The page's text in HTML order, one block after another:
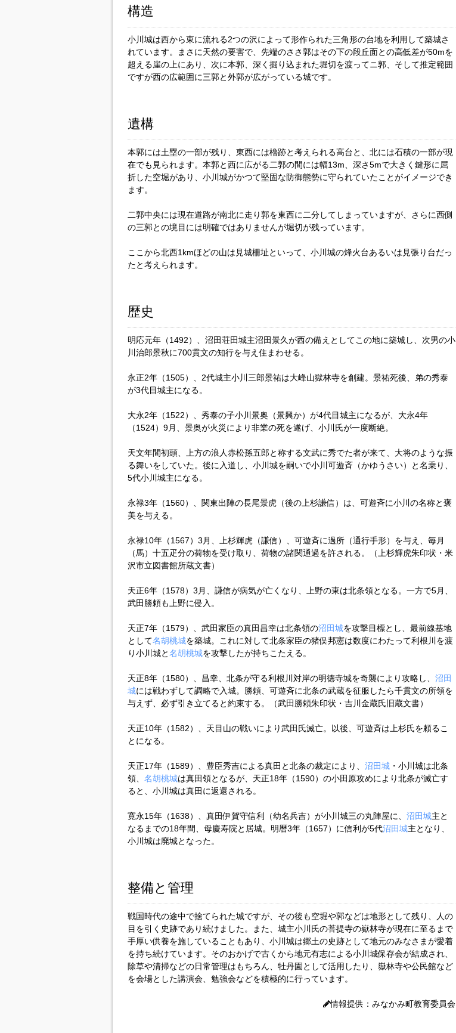
構造
小川城は西から東に流れる2つの沢によって形作られた三角形の台地を利用して築城さ
れています。まさに天然の要害で、先端のささ郭はその下の段丘面との高低差が50mを
超える崖の上にあり、次に本郭、深く掘り込まれた堀切を渡ってニ郭、そして推定範囲
ですが西の広範囲に三郭と外郭が広がっている城です。
遺構
本郭には土塁の一部が残り、東西には櫓跡と考えられる高台と、北には石積の一部が現
在でも見られます。本郭と西に広がる二郭の間には幅13m、深さ5mで大きく鍵形に屈
折した空堀があり、小川城がかつて堅固な防御態勢に守られていたことがイメージでき
ます。
二郭中央には現在道路が南北に走り郭を東西に二分してしまっていますが、さらに西側
の三郭との境目には明確ではありませんが堀切が残っています。
ここから北西1kmほどの山は見城柵址といって、小川城の烽火台あるいは見張り台だっ
たと考えられます。
歴史
明応元年（1492）、沼田荘田城主沼田景久が西の備えとしてこの地に築城し、次男の小
川治郎景秋に700貫文の知行を与え住まわせる。
永正2年（1505）、2代城主小川三郎景祐は大峰山獄林寺を創建。景祐死後、弟の秀泰
が3代目城主になる。
大永2年（1522）、秀泰の子小川景奥（景興か）が4代目城主になるが、大永4年
（1524）9月、景奥が火災により非業の死を遂げ、小川氏が一度断絶。
天文年間初頭、上方の浪人赤松孫五郎と称する文武に秀でた者が来て、大将のような振
る舞いをしていた。後に入道し、小川城を嗣いで小川可遊斉（かゆうさい）と名乗り、
5代小川城主になる。
永禄3年（1560）、関東出陣の長尾景虎（後の上杉謙信）は、可遊斉に小川の名称と褒
美を与える。
永禄10年（1567）3月、上杉輝虎（謙信）、可遊斉に過所（通行手形）を与え、毎月
（馬）十五疋分の荷物を受け取り、荷物の諸関通過を許される。（上杉輝虎朱印状・米
沢市立図書館所蔵文書）
天正6年（1578）3月、謙信が病気が亡くなり、上野の東は北条領となる。一方で5月、
武田勝頼も上野に侵入。
天正7年（1579）、武田家臣の真田昌幸は北条領の沼田城を攻撃目標とし、最前線基地
として名胡桃城を築城。これに対して北条家臣の猪俣邦憲は数度にわたって利根川を渡
り小川城と名胡桃城を攻撃したが持ちこたえる。
天正8年（1580）、昌幸、北条が守る利根川対岸の明徳寺城を奇襲により攻略し、 沼田
城には戦わずして調略で入城。勝頼、可遊斉に北条の武蔵を征服したら千貫文の所領を
与えず、必ず引き立てると約束する。（武田勝頼朱印状・吉川金蔵氏旧蔵文書）
天正10年（1582）、天目山の戦いにより武田氏滅亡。以後、可遊斉は上杉氏を頼るこ
とになる。
天正17年（1589）、豊臣秀吉による真田と北条の裁定により、 沼田城・小川城は北条
領、 名胡桃城は真田領となるが、天正18年（1590）の小田原攻めにより北条が滅亡す
ると、小川城は真田に返還される。
寛永15年（1638）、真田伊賀守信利（幼名兵吉）が小川城三の丸陣屋に、 沼田城主と
なるまでの18年間、母慶寿院と居城。明暦3年（1657）に信利が5代沼田城主となり、
小川城は廃城となった。
整備と管理
戦国時代の途中で捨てられた城ですが、その後も空堀や郭などは地形として残り、人の
目を引く史跡であり続けました。また、城主小川氏の菩提寺の嶽林寺が現在に至るまで
手厚い供養を施していることもあり、小川城は郷土の史跡として地元のみなさまが愛着
を持ち続けています。そのおかげで古くから地元有志による小川城保存会が結成され、
除草や清掃などの日常管理はもちろん、牡丹園として活用したり、嶽林寺や公民館など
を会場とした講演会、勉強会などを積極的に行っています。
情報提供：みなかみ町教育委員会